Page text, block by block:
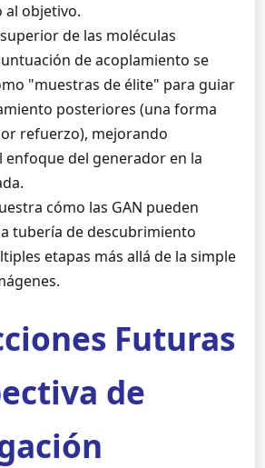
al objetivo.
superior de las moléculas
de acoplamiento se
"muestras de élite" para guiar
posteriores (una forma
refuerzo), mejorando
enfoque del generador en la
cómo las GAN pueden
tubería de descubrimiento
etapas más allá de la simple
Futuras
de